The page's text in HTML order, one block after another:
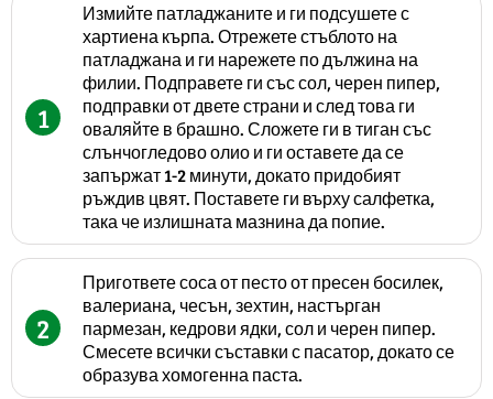
1
Измийте патладжаните и ги подсушете с
хартиена кърпа. Отрежете стъблото на
патладжана и ги нарежете по дължина на
филии. Подправете ги със сол, черен пипер,
подправки от двете страни и след това ги
оваляйте в брашно. Сложете ги в тиган със
слънчогледово олио и ги оставете да се
запържат 1-2 минути, докато придобият
ръждив цвят. Поставете ги върху салфетка,
така че излишната мазнина да попие.
2
Пригответе соса от песто от пресен босилек,
валериана, чесън, зехтин, настърган
пармезан, кедрови ядки, сол и черен пипер.
Смесете всички съставки с пасатор, докато се
образува хомогенна паста.